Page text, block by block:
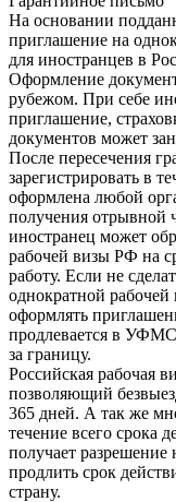
На основании
приглашение на
для иностранцев в
Оформление
рубежом. При себе
приглашение,
документов может
После пересечения
зарегистрировать в
оформлена любой
получения отрывной
иностранец может
рабочей визы РФ на
работу. Если не
однократной
оформлять
продлевается в УФМС
за границу.
Российская рабочая
позволяющий
365 дней. А так же
течение всего срока
получает
продлить срок
страну.